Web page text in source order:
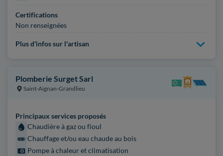
Certifications
Non renseignées
Plus d'infos sur l'artisan
Plomberie Surget Sarl
Saint-Aignan-Grandlieu
Principaux services proposés
Chaudière à gaz ou fioul
Chauffage et/ou eau chaude au bois
Pompe à chaleur et climatisation